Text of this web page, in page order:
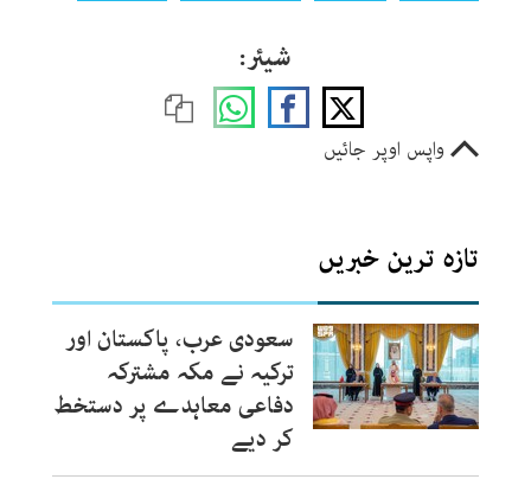
شیئر:
واپس اوپر جائیں
تازہ ترین خبریں
سعودی عرب، پاکستان اور
ترکیہ نے مکہ مشترکہ
دفاعی معاہدے پر دستخط
کر دیے